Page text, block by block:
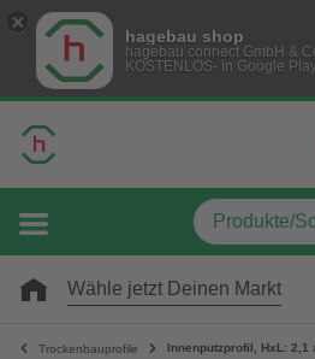
hagebau shop
hagebau connect GmbH &
KOSTENLOS- In Google
Wähle jetzt Deinen Markt
Trockenbauprofile Innenputzprofil, HxL: